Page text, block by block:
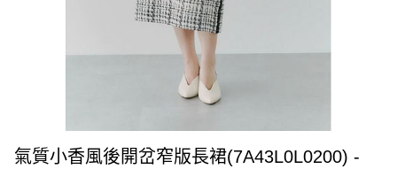
氣質小香風後開岔窄版長裙(7A43L0L0200) -